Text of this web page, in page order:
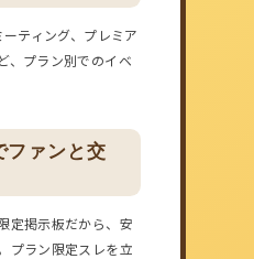
ティング、プレミア
、プラン別でのイベ
ファンと交
定掲示板だから、安
プラン限定スレを立